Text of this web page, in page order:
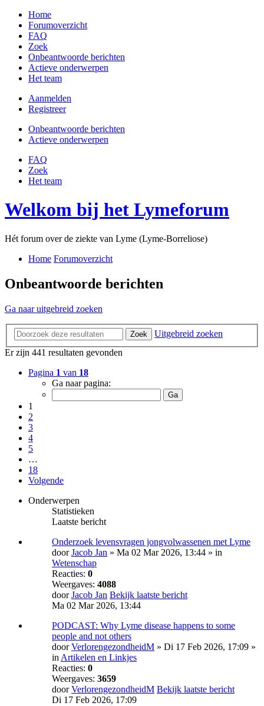
Home
Forumoverzicht
FAQ
Zoek
Onbeantwoorde berichten
Actieve onderwerpen
Het team
Aanmelden
Registreer
Onbeantwoorde berichten
Actieve onderwerpen
FAQ
Zoek
Het team
Welkom bij het Lymeforum
Hét forum over de ziekte van Lyme (Lyme-Borreliose)
Home Forumoverzicht
Onbeantwoorde berichten
Ga naar uitgebreid zoeken
Zoek
Uitgebreid zoeken
Er zijn 441 resultaten gevonden
Pagina 1 van 18
Ga naar pagina:
1
2
3
4
5
…
18
Volgende
Onderwerpen
Statistieken
Laatste bericht
Onderzoek levensvragen jongvolwassenen met Lyme
doorJacob Jan » Ma 02 Mar 2026, 13:44 » in
Wetenschap
Reacties: 0
Weergaves: 4088
doorJacob Jan Bekijk laatste bericht
Ma 02 Mar 2026, 13:44
PODCAST: Why Lyme disease happens to some
people and not others
doorVerlorengezondheidM » Di 17 Feb 2026, 17:09 »
in Artikelen en Linkjes
Reacties: 0
Weergaves: 3659
doorVerlorengezondheidM Bekijk laatste bericht
Di 17 Feb 2026, 17:09